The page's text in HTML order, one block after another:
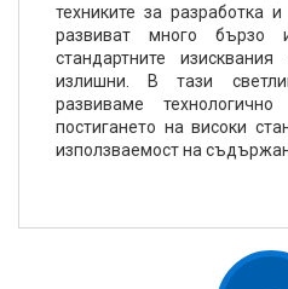
техниките за разработка
развиват много бързо
стандартните
излишни. В тази
развиваме
постигането на високи
използваемост на